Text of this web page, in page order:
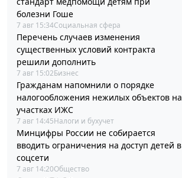
болезни Гоше
7 авг 15:34Социальная сфера
Перечень случаев изменения
существенных условий контракта
решили дополнить
7 авг 15:02Бизнес
Гражданам напомнили о порядке
налогообложения нежилых объектов на
участках ИЖС
7 авг 14:45Налоги и бухучет
Минцифры России не собирается
вводить ограничения на доступ детей в
соцсети
7 авг 14:20Общество